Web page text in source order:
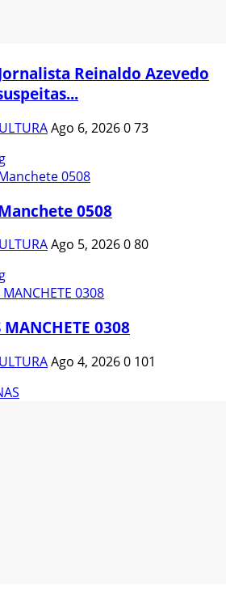
Jornalista Reinaldo Azevedo
Ago 6, 2026073
0508
Ago 5, 2026080
MANCHETE 0308
Ago 4, 20260 101